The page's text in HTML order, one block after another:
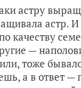
астру
астр. И
качеству
—
тоже
а в ответ —